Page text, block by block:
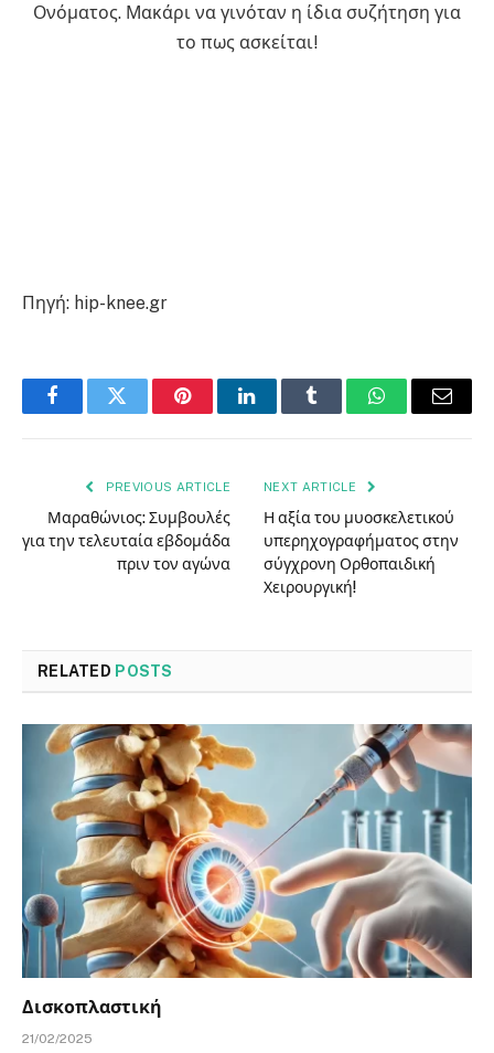
Ονόματος. Μακάρι να γινόταν η ίδια συζήτηση για
το πως ασκείται!
Πηγή: hip-knee.gr
FacebookTwitter PinterestLinkedInTumblr WhatsAppEmail
PREVIOUS ARTICLE
Μαραθώνιος: Συμβουλές
για την τελευταία εβδομάδα
πριν τον αγώνα
NEXT ARTICLE
Η αξία του μυοσκελετικού
υπερηχογραφήματος στην
σύγχρονη Ορθοπαιδική
Χειρουργική!
RELATED POSTS
Δισκοπλαστική
21/02/2025